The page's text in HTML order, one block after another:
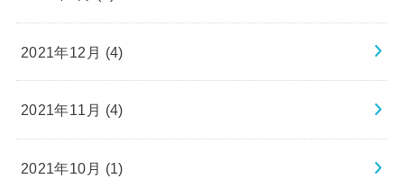
2021年12月 (4)
2021年11月 (4)
2021年10月 (1)